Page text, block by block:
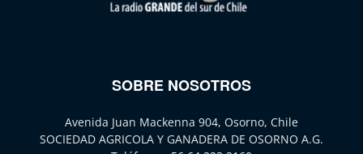
SOBRE NOSOTROS
Avenida Juan Mackenna 904, Osorno, Chile
SOCIEDAD AGRICOLA Y GANADERA DE OSORNO A.G.